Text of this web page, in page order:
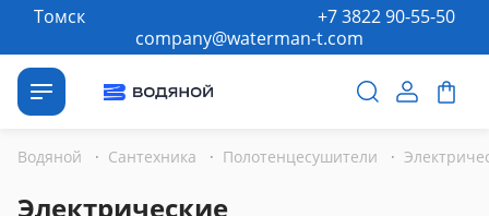
Томск
company@waterman-t.com
+7 3822 90-55-50
Водяной · Сантехника · Полотенцесушители ·
Электрические